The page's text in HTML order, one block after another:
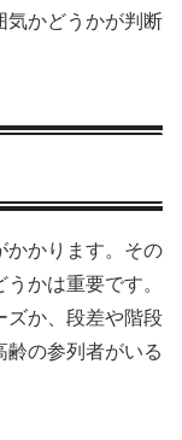
気かどうかが判断
かかります。その
かは重要です。
ズか、段差や階段
齢の参列者がいる